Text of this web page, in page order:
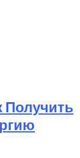
Получить